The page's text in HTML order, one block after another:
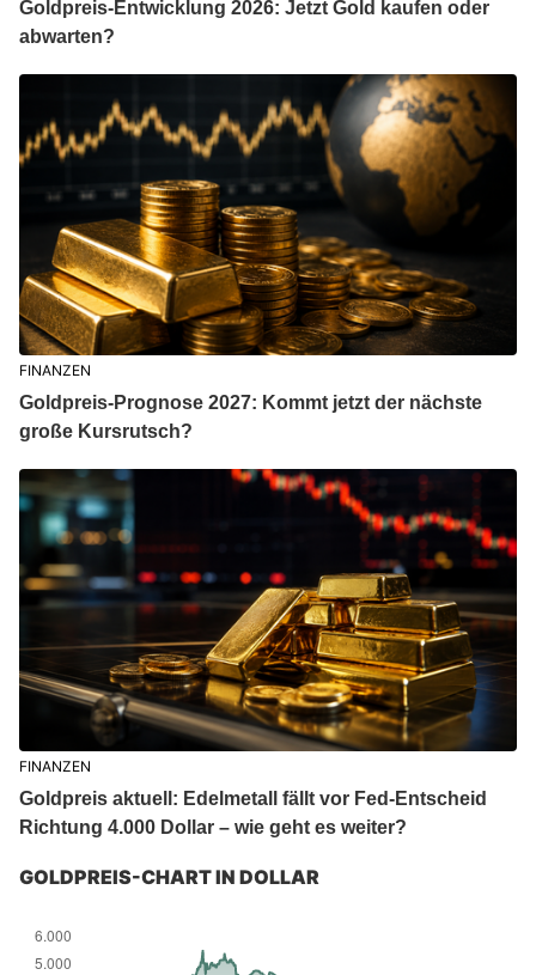
Goldpreis-Entwicklung 2026: Jetzt Gold kaufen oder
abwarten?
FINANZEN
Goldpreis-Prognose 2027: Kommt jetzt der nächste
große Kursrutsch?
FINANZEN
Goldpreis aktuell: Edelmetall fällt vor Fed-Entscheid
Richtung 4.000 Dollar – wie geht es weiter?
GOLDPREIS-CHART IN DOLLAR